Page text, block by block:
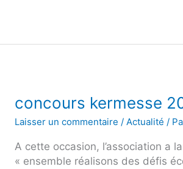
concours kermesse
Laisser un commentaire /Actualité /
A cette occasion, l’association a
« ensemble réalisons des défis
concours
kermesse
2019